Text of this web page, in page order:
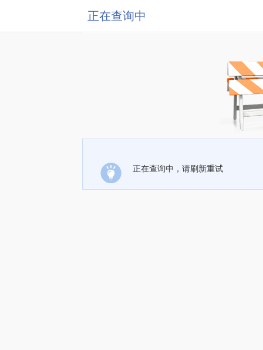
正在查询中
正在查询中，请刷新重试